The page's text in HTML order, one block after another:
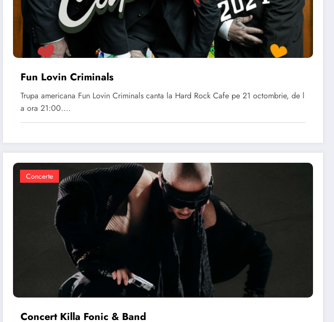
Fun Lovin Criminals
Trupa americana Fun Lovin Criminals canta la Hard Rock Cafe pe 21 octombrie, de l
a ora 21:00.…
Concerte
Concert Killa Fonic & Band